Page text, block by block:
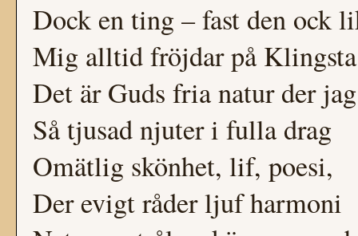
Dock en ting – fast den ock
Mig alltid fröjdar på
Det är Guds fria natur der jag
Så tjusad njuter i fulla drag
Omätlig skönhet, lif, poesi,
Der evigt råder ljuf harmoni